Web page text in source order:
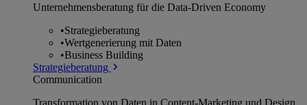
Unternehmens­beratung für die Data-Driven Economy
•Strategieberatung
•Wertgenerierung mit Daten
•Business Building
Strategieberatung
Communication
Transformation von Daten in Content-Marketing und Design